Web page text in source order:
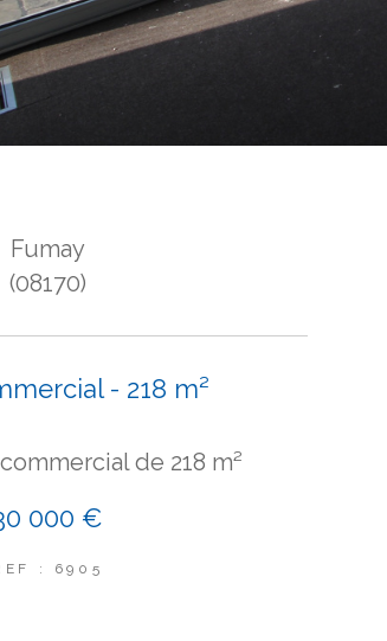
Fumay
(08170)
- 218 m²
de 218 m²
000 €
: 6905